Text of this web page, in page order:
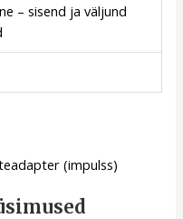
– sisend ja väljund
(impulss)